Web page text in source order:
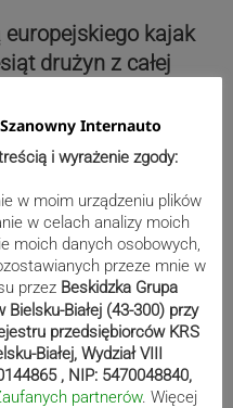
kajak
drużyn z całej
w Wiśle.
Waszka zmieniła
Internauto
i wyrażenie zgody:
w moim urządzeniu plików
w celach analizy moich
moich danych osobowych,
przeze mnie w
przez Beskidzka Grupa
Białej (43-300) przy
przedsiębiorców KRS
Białej, Wydział VIII
, NIP: 5470048840,
partnerów. Więcej